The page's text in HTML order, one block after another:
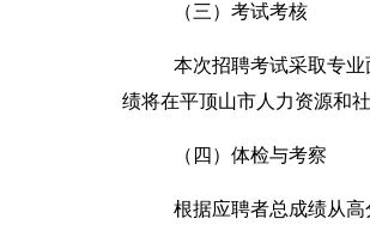
（三）考试考核
本次招聘考试采取专
绩将在平顶山市人力资源和
（四）体检与考察
根据应聘者总成绩从